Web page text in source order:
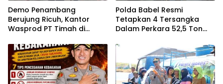
Demo Penambang
Berujung Ricuh, Kantor
Wasprod PT Timah di
Polda Babel Resmi
Tetapkan 4 Tersangka
Dalam Perkara 52,5 Ton
Belitung